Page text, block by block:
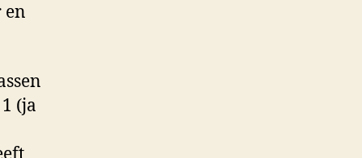
en
(ja